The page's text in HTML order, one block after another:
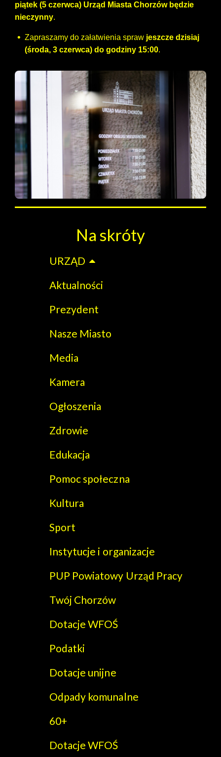
piątek (5 czerwca) Urząd Miasta Chorzów będzie
nieczynny.
Zapraszamy do załatwienia spraw jeszcze dzisiaj
(środa, 3 czerwca) do godziny 15:00.
Na skróty
URZĄD
Aktualności
Prezydent
Nasze Miasto
Media
Kamera
Ogłoszenia
Zdrowie
Edukacja
Pomoc społeczna
Kultura
Sport
Instytucje i organizacje
PUP Powiatowy Urząd Pracy
Twój Chorzów
Dotacje WFOŚ
Podatki
Dotacje unijne
Odpady komunalne
60+
Dotacje WFOŚ